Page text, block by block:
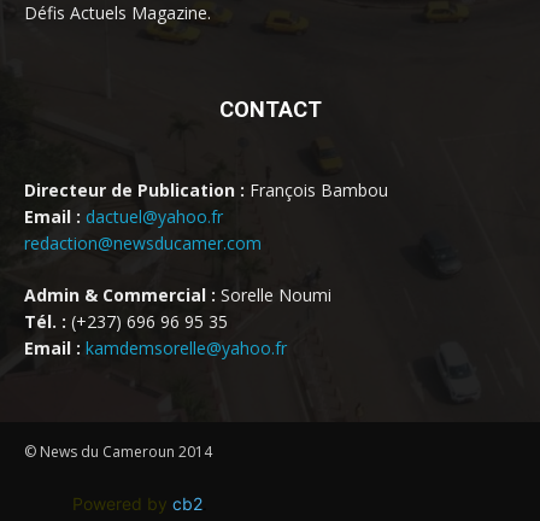
Défis Actuels Magazine.
CONTACT
Directeur de Publication : François Bambou
Email : dactuel@yahoo.fr
redaction@newsducamer.com
Admin & Commercial : Sorelle Noumi
Tél. : (+237) 696 96 95 35
Email : kamdemsorelle@yahoo.fr
© News du Cameroun 2014
Powered by cb2